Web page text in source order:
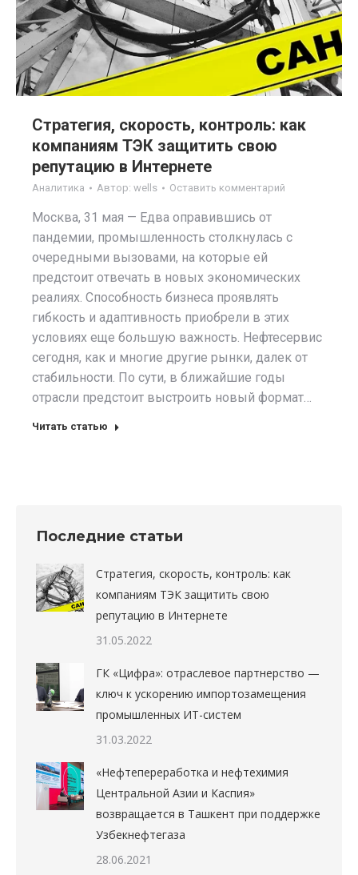
Стратегия, скорость, контроль: как
компаниям ТЭК защитить свою
репутацию в Интернете
Аналитика Автор: wells Оставить комментарий
Москва, 31 мая — Едва оправившись от
пандемии, промышленность столкнулась с
очередными вызовами, на которые ей
предстоит отвечать в новых экономических
реалиях. Способность бизнеса проявлять
гибкость и адаптивность приобрели в этих
условиях еще большую важность. Нефтесервис
сегодня, как и многие другие рынки, далек от
стабильности. По сути, в ближайшие годы
отрасли предстоит выстроить новый формат…
Читать статью
Последние статьи
Стратегия, скорость, контроль: как
компаниям ТЭК защитить свою
репутацию в Интернете
31.05.2022
ГК «Цифра»: отраслевое партнерство —
ключ к ускорению импортозамещения
промышленных ИТ-систем
31.03.2022
«Нефтепереработка и нефтехимия
Центральной Азии и Каспия»
возвращается в Ташкент при поддержке
Узбекнефтегаза
28.06.2021